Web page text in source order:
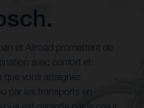
et Allroad promettent de
avec confort et
que vous atteignez
par les transports en